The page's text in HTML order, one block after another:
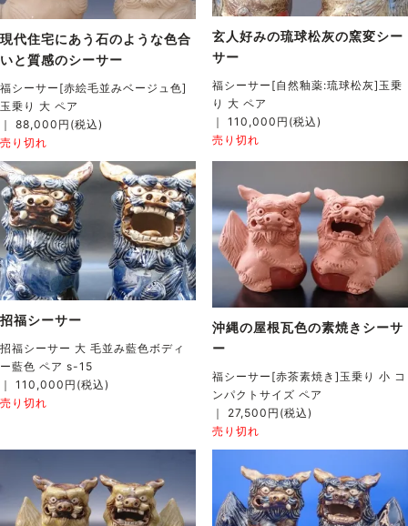
現代住宅にあう石のような色合
いと質感のシーサー
福シーサー[赤絵毛並みベージュ色]
玉乗り 大 ペア
｜ 88,000円(税込)
売り切れ
玄人好みの琉球松灰の窯変シー
サー
福シーサー[自然釉薬:琉球松灰]玉乗
り 大 ペア
｜ 110,000円(税込)
売り切れ
招福シーサー
招福シーサー 大 毛並み藍色ボディ
ー藍色 ペア s-15
｜ 110,000円(税込)
売り切れ
沖縄の屋根瓦色の素焼きシーサ
ー
福シーサー[赤茶素焼き]玉乗り 小 コ
ンパクトサイズ ペア
｜ 27,500円(税込)
売り切れ